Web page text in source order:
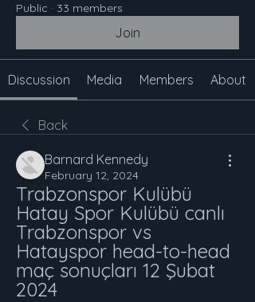
Public · 33 members
Join
Discussion Media Members About
Back
Barnard Kennedy
February 12, 2024
Trabzonspor Kulübü
Hatay Spor Kulübü canlı
Trabzonspor vs
Hatayspor head-to-head
maç sonuçları 12 Şubat
2024